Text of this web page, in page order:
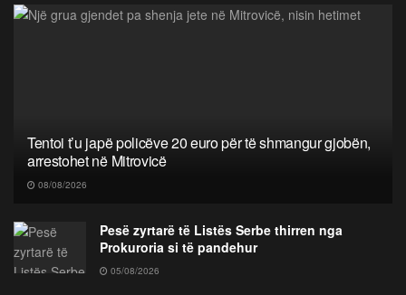
Tentoi t’u japë policëve 20 euro për të shmangur gjobën,
arrestohet në Mitrovicë
08/08/2026
Pesë zyrtarë të Listës Serbe thirren nga
Prokuroria si të pandehur
05/08/2026